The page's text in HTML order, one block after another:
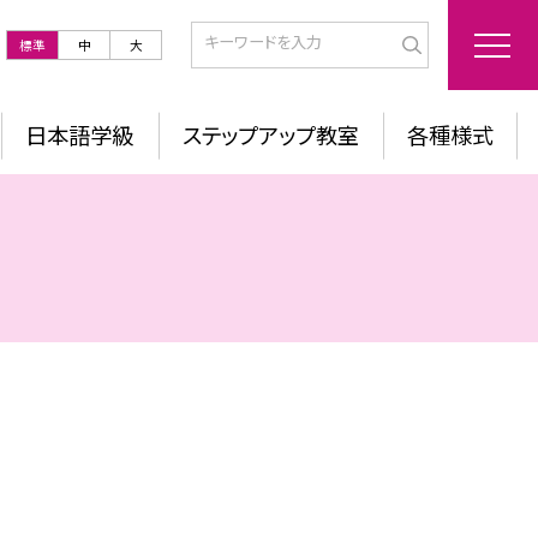
標準 中 大
日本語学級 ステップアップ教室 各種様式